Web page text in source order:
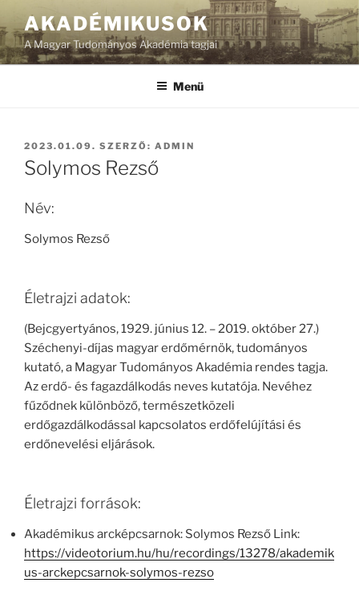
AKADÉMIKUSOK
A Magyar Tudományos Akadémia tagjai
Menü
BEKÜLDVE:
2023.01.09. SZERZŐ: ADMIN
Solymos Rezső
Név:
Solymos Rezső
Életrajzi adatok:
(Bejcgyertyános, 1929. június 12. – 2019. október 27.)
Széchenyi-díjas magyar erdőmérnök, tudományos
kutató, a Magyar Tudományos Akadémia rendes tagja.
Az erdő- és fagazdálkodás neves kutatója. Nevéhez
fűződnek különböző, természetközeli
erdőgazdálkodással kapcsolatos erdőfelújítási és
erdőnevelési eljárások.
Életrajzi források:
Akadémikus arcképcsarnok: Solymos Rezső Link:
https://videotorium.hu/hu/recordings/13278/akademik
us-arckepcsarnok-solymos-rezso